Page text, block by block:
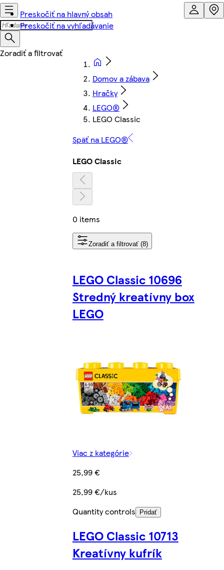
Preskočiť na hlavný obsah
Preskočiť na vyhľadávanie
Domov a zábava
Hračky
LEGO®
LEGO Classic
Späť na LEGO®
LEGO Classic
0 items
Zoradiť a filtrovať (8)
LEGO Classic 10696
Stredný kreatívny box
LEGO
Viac z kategórie
25,99 €
25,99 €/kus
Quantity controls
Pridať
LEGO Classic 10713
Kreatívny kufrík